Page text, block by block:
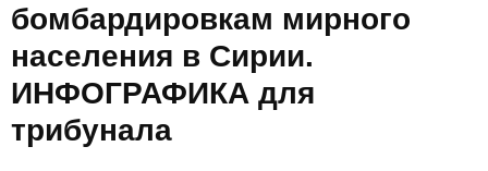
бомбардировкам мирного
населения в Сирии.
ИНФОГРАФИКА для
трибунала